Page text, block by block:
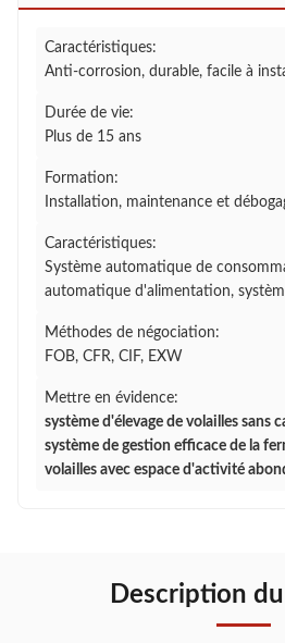
Caractéristiques:
Anti-corrosion, durable, facile à
Durée de vie:
Plus de 15 ans
Formation:
Installation, maintenance et
Caractéristiques:
Système automatique de
automatique d'alimentation,
Méthodes de négociation:
FOB, CFR, CIF, EXW
Mettre en évidence:
système d'élevage de volailles sans
système de gestion efficace de la
volailles avec espace d'activité
Description